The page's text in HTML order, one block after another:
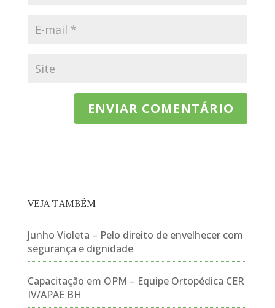
VEJA TAMBÉM
Junho Violeta – Pelo direito de envelhecer com
segurança e dignidade
Capacitação em OPM – Equipe Ortopédica CER
IV/APAE BH